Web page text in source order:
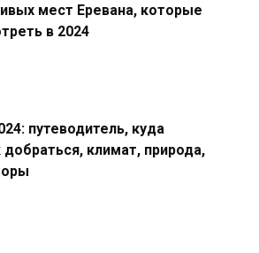
мест Еревана, которые
в 2024
путеводитель, куда
добраться, климат, природа,